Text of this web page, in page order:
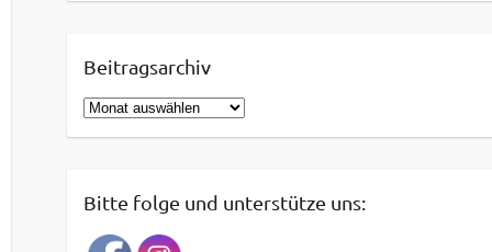
Beitragsarchiv
B
e
rBitte folge und unterstütze uns: